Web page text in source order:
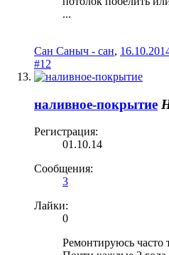
...
Сан Саныч - сан,
#12
наливное-покрытие
Регистрация:
01.10.14
Сообщения:
3
Лайки:
0
Ремонтируюсь часто